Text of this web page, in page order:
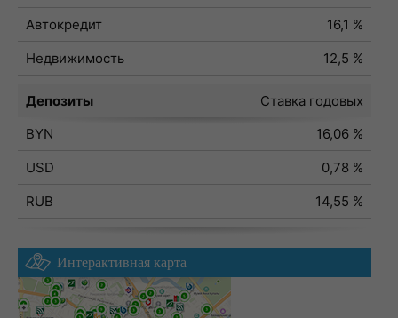
Автокредит
16,1 %
Недвижимость
12,5 %
Депозиты
Ставка годовых
BYN
16,06 %
USD
0,78 %
RUB
14,55 %
Интерактивная карта